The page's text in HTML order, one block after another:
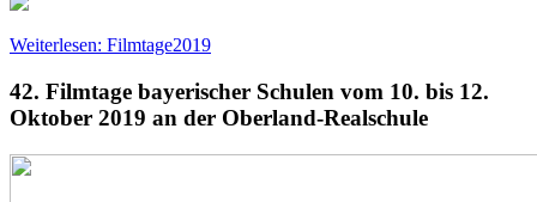
Weiterlesen: Filmtage2019
42. Filmtage bayerischer Schulen vom 10. bis 12.
Oktober 2019 an der Oberland-Realschule